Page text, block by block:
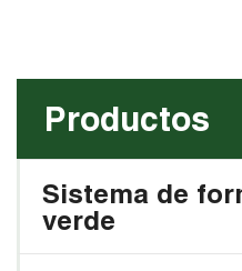
Productos
Sistema de
verde